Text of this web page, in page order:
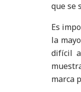
que se
Es
la
difícil
marca